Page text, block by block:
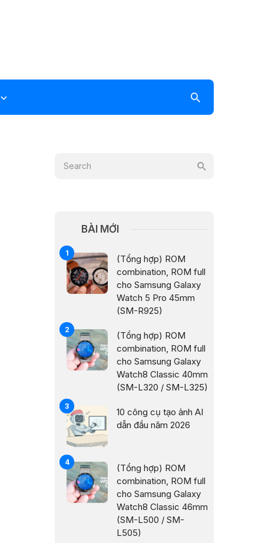
BÀI MỚI
(Tổng hợp) ROM
combination, ROM full
cho Samsung Galaxy
Watch 5 Pro 45mm
(SM-R925)
(Tổng hợp) ROM
combination, ROM full
cho Samsung Galaxy
Watch8 Classic 40mm
(SM-L320 / SM-L325)
10 công cụ tạo ảnh AI
dẫn đầu năm 2026
(Tổng hợp) ROM
combination, ROM full
cho Samsung Galaxy
Watch8 Classic 46mm
(SM-L500 / SM-
L505)